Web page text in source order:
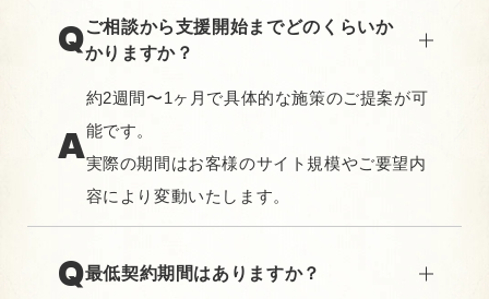
ご相談から支援開始までどのくらいか
かりますか？
約2週間〜1ヶ月で具体的な施策のご提案が可
能です。
実際の期間はお客様のサイト規模やご要望内
容により変動いたします。
最低契約期間はありますか？